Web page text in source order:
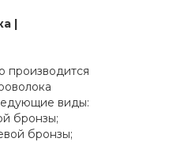
|
производится
виды:
бронзы;
бронзы;